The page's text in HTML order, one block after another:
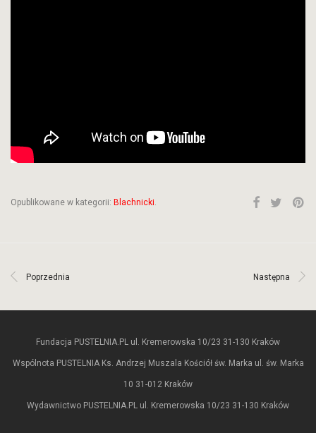
Opublikowane w kategorii: Blachnicki.
Poprzednia Następna
Fundacja PUSTELNIA.PL ul. Kremerowska 10/23 31-130 Kraków
Wspólnota PUSTELNIA Ks. Andrzej Muszala Kościół św. Marka ul. św. Marka
10 31-012 Kraków
Wydawnictwo PUSTELNIA.PL ul. Kremerowska 10/23 31-130 Kraków